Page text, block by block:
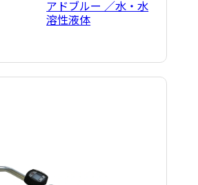
アドブルー ／水・水
溶性液体